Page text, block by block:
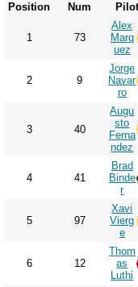
Position Num
1 73
Alex
Marq
uez
2 9
Jorge
Navar
ro
3 40
Augu
sto
Ferna
ndez
4 41
Brad
Binde
r
5 97
Xavi
Vierg
e
6 12
Thom
as
Luthi